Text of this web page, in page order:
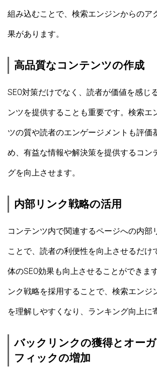
組み込むことで、検索エンジンからのア
果があります。
高品質なコンテンツの作成
SEO対策だけでなく、読者が価値を感じ
ンツを提供することも重要です。検索エ
ツの質や読者のエンゲージメントも評価
め、有益な情報や解決策を提供するコン
グを向上させます。
内部リンク戦略の活用
コンテンツ内で関連するページへの内部
ことで、読者の利便性を向上させるだけ
体のSEO効果も向上させることができま
ンク戦略を採用することで、検索エンジ
を理解しやすくなり、ランキング向上に
バックリンクの獲得とオー
フィックの増加